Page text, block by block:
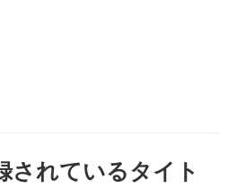
されているタイト